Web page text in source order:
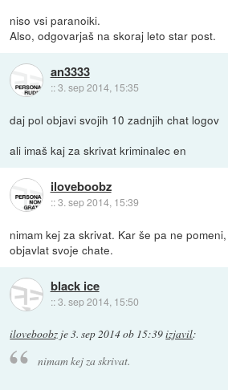
niso vsi paranoiki.
Also, odgovarjaš na skoraj leto star post.
an3333
::3. sep 2014, 15:35
daj pol objavi svojih 10 zadnjih chat logov
ali imaš kaj za skrivat kriminalec en
iloveboobz
::3. sep 2014, 15:39
nimam kej za skrivat. Kar še pa ne
objavlat svoje chate.
black ice
::3. sep 2014, 15:50
iloveboobz je3. sep 2014 ob 15:39izjavil:
nimam kej za skrivat.